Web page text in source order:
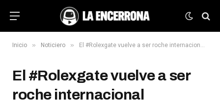
Inicio » Noticiero » El #Rolexgate vuelve a ser roche internacional #LaEncerrona
El #Rolexgate vuelve a ser
roche internacional